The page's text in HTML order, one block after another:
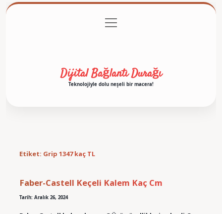
Gizlilik Politikası
menüyü
aç
Dijital Bağlantı Durağı
Teknolojiyle dolu neşeli bir macera!
Etiket: Grip 1347 kaç TL
Faber-Castell Keçeli Kalem Kaç Cm
Tarih: Aralık 26, 2024